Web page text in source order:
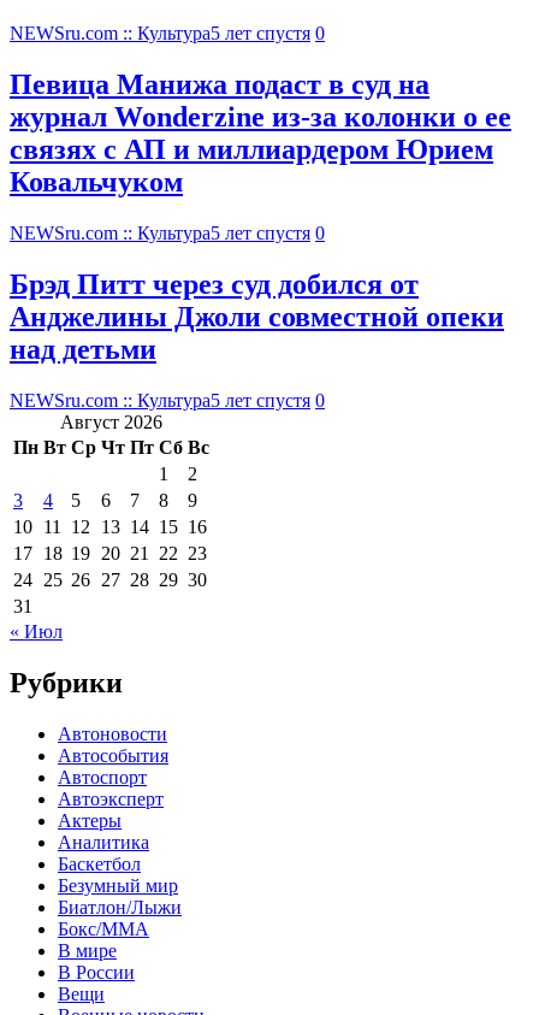
NEWSru.com :: Культура5 лет спустя 0
Певица Манижа подаст в суд на
журнал Wonderzine из-за колонки о ее
связях с АП и миллиардером Юрием
Ковальчуком
NEWSru.com :: Культура5 лет спустя 0
Брэд Питт через суд добился от
Анджелины Джоли совместной опеки
над детьми
NEWSru.com :: Культура5 лет спустя 0
Август 2026
Пн Вт Ср Чт Пт Сб Вс
1
2
3
4 5 6 7 8
9
10 11 12 13 14 15 16
17 18 19 20 21 22 23
24 25 26 27 28 29 30
31
« Июл
Рубрики
Автоновости
Автособытия
Автоспорт
Автоэксперт
Актеры
Аналитика
Баскетбол
Безумный мир
Биатлон/Лыжи
Бокс/MMA
В мире
В России
Вещи